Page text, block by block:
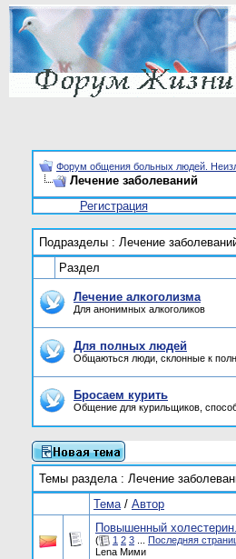
Форум общения больных людей.
Лечение заболеваний
Регистрация
Подразделы : Лечение
Раздел
Лечение алкоголизма
Для анонимных алкоголиков
Для полных людей
Общаються люди, склонные к
Бросаем курить
Общение для курильщиков,
Темы раздела: Лечение
Тема/ Автор
Повышенный
( 1 2 3 Последняя
Lena Мими